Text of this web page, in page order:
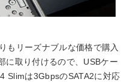
もリーズナブルな価格で購入
に取り付けるので、USBケー
Slimは3GbpsのSATA2に対応